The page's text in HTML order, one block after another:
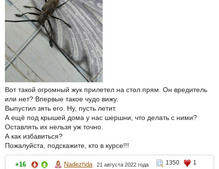
Вот такой огромный жук прилетел на стол прям. Он вредитель
или нет? Впервые такое чудо вижу.
Выпустил зять его. Ну, пусть летит.
А ещё под крышей дома у нас шершни, что делать с ними?
Оставлять их нельзя уж точно.
А как избавиться?
Пожалуйста, подскажите, кто в курсе!!!
+16 Nadezhda 21 августа 2022 года 1350
1